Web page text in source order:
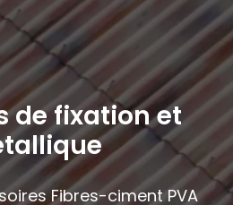
de fixation et
Fibres-ciment PVA